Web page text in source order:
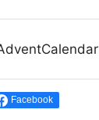
Facebook